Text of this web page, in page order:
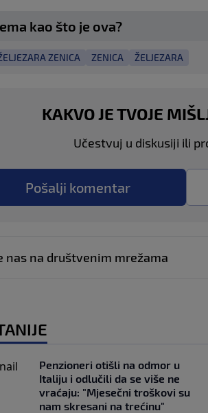
kao što je ova?
ZENICA ZENICA ŽELJEZARA
KAKVO JE TVOJE
Učestvuj u diskusiji ili
Pošalji komentar
nas na društvenim mrežama
Penzioneri otišli na odmor u
Italiju i odlučili da se više ne
vraćaju: "Mjesečni troškovi su
nam skresani na trećinu"